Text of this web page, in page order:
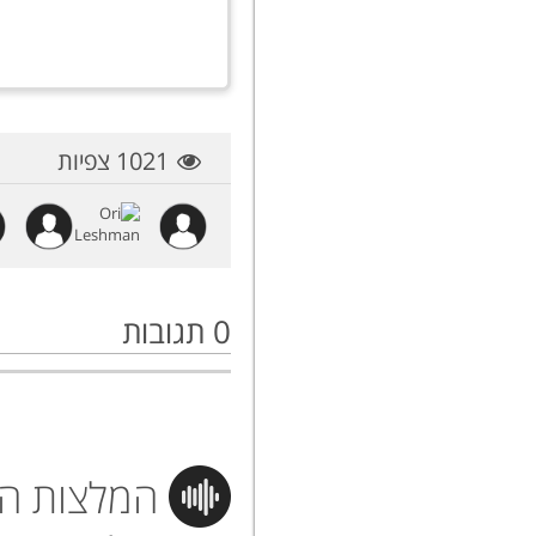
1021 צפיות
0 תגובות
המלצות